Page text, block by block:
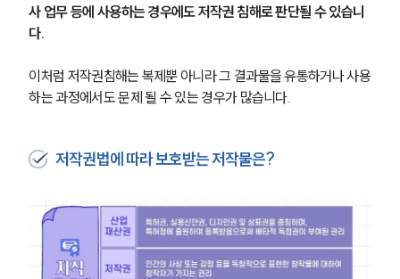
사 업무 등에 사용하는 경우에도 저작권 침해로 판단될 수 있습니
다.
이처럼 저작권침해는 복제뿐 아니라 그 결과물을 유통하거나 사용
하는 과정에서도 문제 될 수 있는 경우가 많습니다.
저작권법에 따라 보호받는 저작물은?